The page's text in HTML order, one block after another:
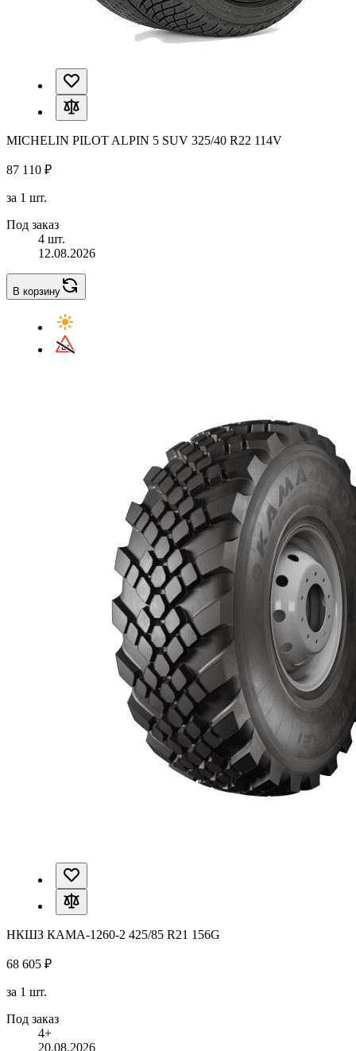
MICHELIN PILOT ALPIN 5 SUV 325/40 R22 114V
87 110 ₽
за 1 шт.
Под заказ
4 шт.
12.08.2026
В корзину
НКШЗ КАМА-1260-2 425/85 R21 156G
68 605 ₽
за 1 шт.
Под заказ
4+
20.08.2026